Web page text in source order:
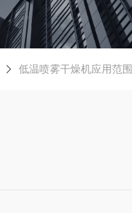
低温喷雾干燥机应用范